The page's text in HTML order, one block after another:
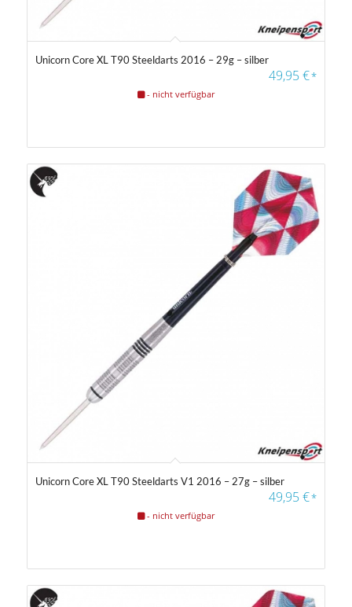
Unicorn Core XL T90 Steeldarts 2016 – 29g – silber
49,95€*
- nicht verfügbar
Unicorn Core XL T90 Steeldarts V1 2016 – 27g – silber
49,95€*
- nicht verfügbar